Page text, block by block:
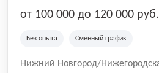
от 100 000 до 120 000
Без опыта Сменный график
Нижний Новгород/